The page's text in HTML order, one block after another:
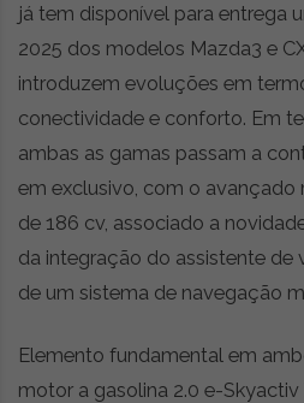
já tem disponível para entrega
2025 dos modelos Mazda3 e
introduzem evoluções em
conectividade e conforto. Em
ambas as gamas passam a
em exclusivo, com o avançado
de 186 cv, associado a
da integração do assistente de
de um sistema de navegação
Elemento fundamental em
motor a gasolina 2.0 e-